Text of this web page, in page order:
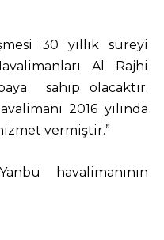
30 yıllık süreyi
Al Rajhi
sahip olacaktır.
2016 yılında
vermiştir.”
havalimanının